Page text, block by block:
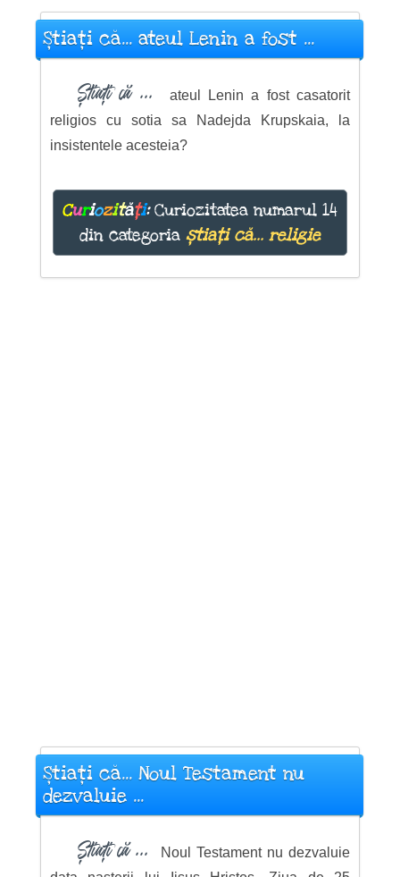
Știați că... ateul Lenin a fost ...
Știați că ...
ateul Lenin a fost casatorit
religios cu sotia sa Nadejda Krupskaia, la
insistentele acesteia?
Curiozități:Curiozitatea numarul 14
din categoria știați că... religie
Știați că... Noul Testament nu
dezvaluie ...
Știați că ...
Noul Testament nu dezvaluie